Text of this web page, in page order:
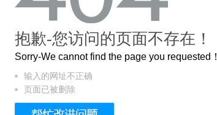
卷，还原了600岁的紫禁城
抱歉-您访问的页面不存在！
Sorry-We cannot find the page you requested！
输入的网址不正确
页面已被删除